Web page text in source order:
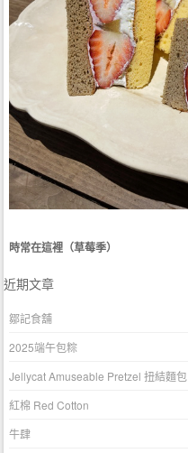
時常在這裡（草莓季）
近期文章
鄒記食舖
2025端午包粽
Jellycat Amuseable Pretzel 扭結麵包
紅棉 Red Cotton
牛肆